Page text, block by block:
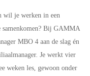
wil je werken in een
samenkomen? Bij GAMMA
MBO 4 aan de slag én
Je werkt vier
weken les, gewoon onder